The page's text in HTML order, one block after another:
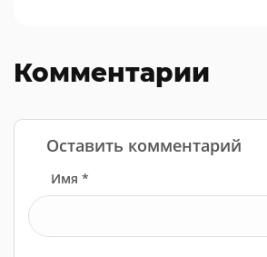
Комментарии
Оставить комментарий
Имя *